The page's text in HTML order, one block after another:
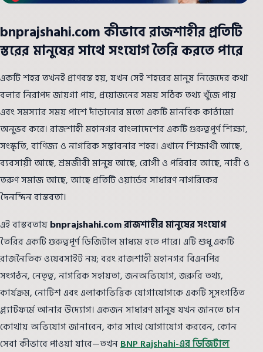
bnprajshahi.com কীভাবে রাজশাহীর প্রতিটি
স্তরের মানুষের সাথে সংযোগ তৈরি করতে পারে
একটি শহর তখনই প্রাণবন্ত হয়, যখন সেই শহরের মানুষ নিজেদের কথা
বলার নিরাপদ জায়গা পায়, প্রয়োজনের সময় সঠিক তথ্য খুঁজে পায়
এবং সমস্যার সময় পাশে দাঁড়ানোর মতো একটি মানবিক কাঠামো
অনুভব করে। রাজশাহী মহানগর বাংলাদেশের একটি গুরুত্বপূর্ণ শিক্ষা,
সংস্কৃতি, বাণিজ্য ও নাগরিক সম্ভাবনার শহর। এখানে শিক্ষার্থী আছে,
ব্যবসায়ী আছে, শ্রমজীবী মানুষ আছে, রোগী ও পরিবার আছে, নারী ও
তরুণ সমাজ আছে, আছে প্রতিটি ওয়ার্ডের সাধারণ নাগরিকের
দৈনন্দিন বাস্তবতা।
এই বাস্তবতায়bnprajshahi.com রাজশাহীর মানুষের সংযোগ
তৈরির একটি গুরুত্বপূর্ণ ডিজিটাল মাধ্যম হতে পারে। এটি শুধু একটি
রাজনৈতিক ওয়েবসাইট নয়; বরং রাজশাহী মহানগর বিএনপির
সংগঠন, নেতৃত্ব, নাগরিক সহায়তা, জনঅভিযোগ, জরুরি তথ্য,
কার্যক্রম, নোটিশ এবং এলাকাভিত্তিক যোগাযোগকে একটি সুসংগঠিত
প্ল্যাটফর্মে আনার উদ্যোগ। একজন সাধারণ মানুষ যখন জানতে চান
কোথায় অভিযোগ জানাবেন, কার সাথে যোগাযোগ করবেন, কোন
সেবা কীভাবে পাওয়া যাবে—তখনBNP Rajshahi-এর ডিজিটাল